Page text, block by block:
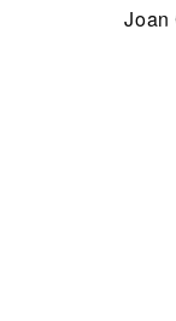
Joan